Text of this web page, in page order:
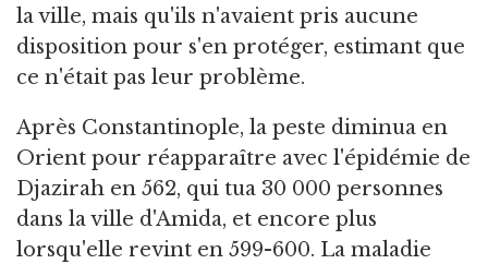
la ville, mais qu'ils n'avaient pris aucune
disposition pour s'en protéger, estimant que
ce n'était pas leur problème.
Après Constantinople, la peste diminua en
Orient pour réapparaître avec l'épidémie de
Djazirah en 562, qui tua 30 000 personnes
dans la ville d'Amida, et encore plus
lorsqu'elle revint en 599-600. La maladie